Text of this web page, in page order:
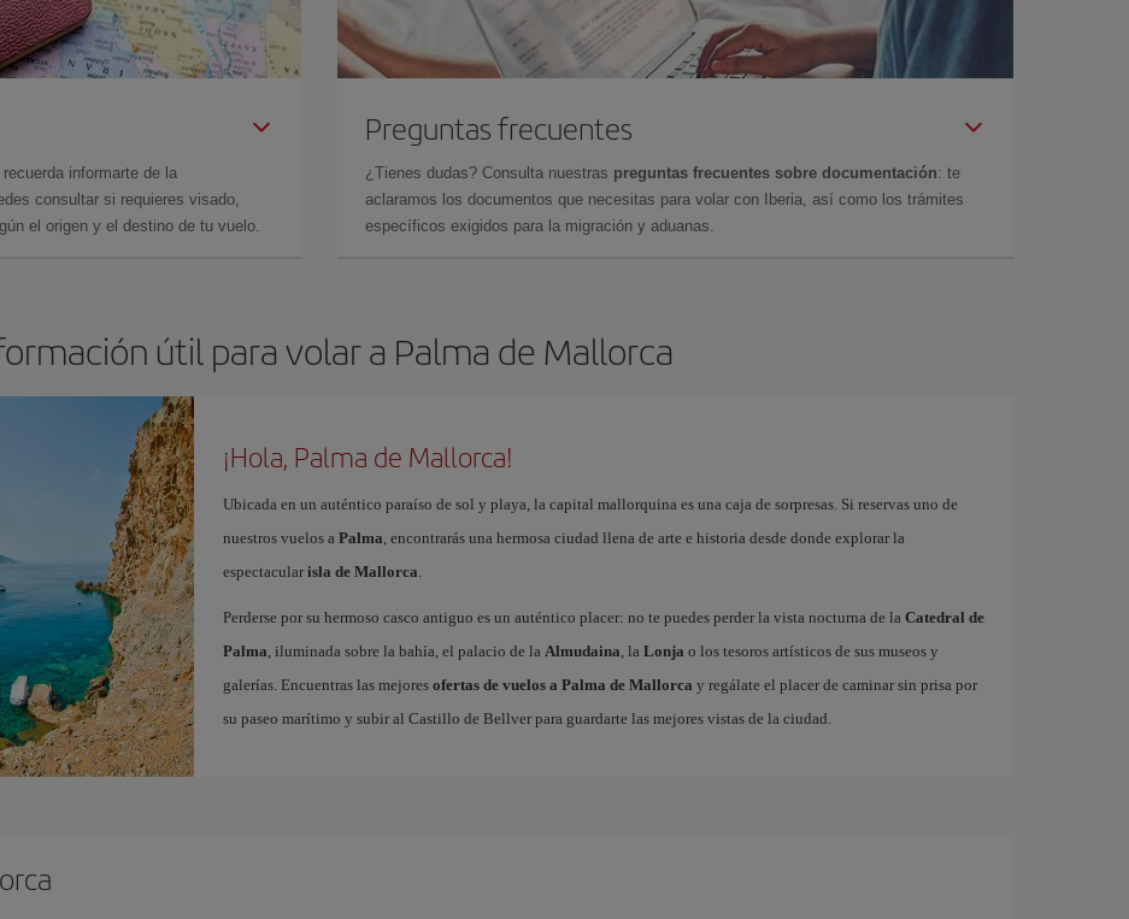
informarte de la
consultar si requieres visado,
el origen y el destino de tu vuelo.
Preguntas frecuentes
¿Tienes dudas? Consulta nuestras preguntas frecuentes sobre documentación: te
aclaramos los documentos que necesitas para volar con Iberia, así como los trámites
específicos exigidos para la migración y aduanas.
útil para volar a Palma de Mallorca
¡Hola, Palma de Mallorca!
Ubicada en un auténtico paraíso de sol y playa, la capital mallorquina es una caja de sorpresas. Si reservas uno de
nuestros vuelos a Palma, encontrarás una hermosa ciudad llena de arte e historia desde donde explorar la
espectacular isla de Mallorca.
Perderse por su hermoso casco antiguo es un auténtico placer: no te puedes perder la vista nocturna de la Catedral de
Palma, iluminada sobre la bahía, el palacio de la Almudaina, la Lonja o los tesoros artísticos de sus museos y
galerías. Encuentras las mejores ofertas de vuelos a Palma de Mallorca y regálate el placer de caminar sin prisa por
su paseo marítimo y subir al Castillo de Bellver para guardarte las mejores vistas de la ciudad.